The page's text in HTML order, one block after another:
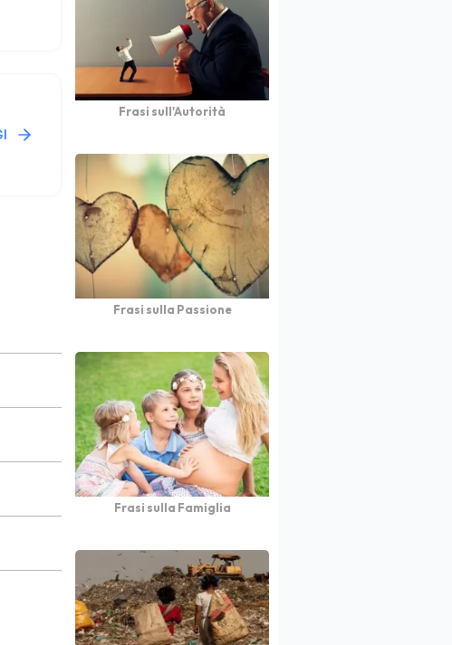
Frasi sull'Autorità
Frasi sulla Passione
Frasi sulla Famiglia